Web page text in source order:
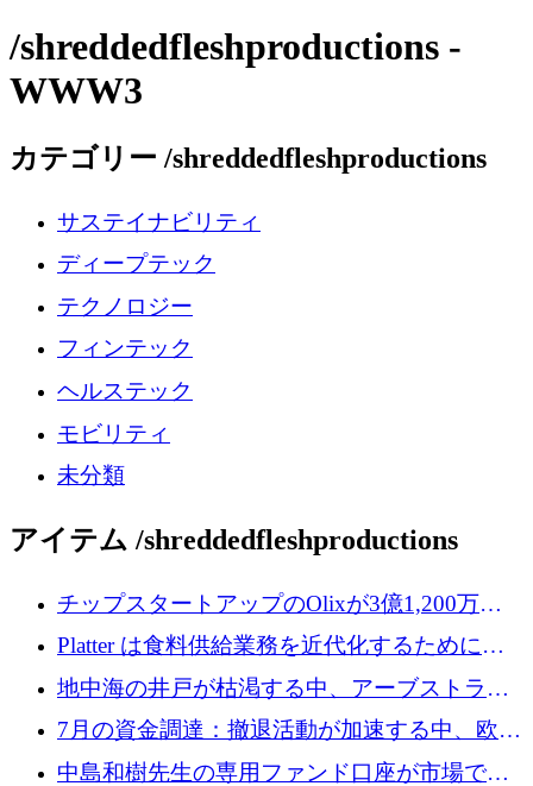
/shreddedfleshproductions -
WWW3
カテゴリー /shreddedfleshproductions
サステイナビリティ
ディープテック
テクノロジー
フィンテック
ヘルステック
モビリティ
未分類
アイテム /shreddedfleshproductions
チップスタートアップのOlixが3億1,200万ド
ルを調達、Mobilizeが投資部門を立ち上げ、7
月の資金調達を詳しく調査
Platter は食料供給業務を近代化するために
Verb Ventures から追加資金を調達
地中海の井戸が枯渇する中、アーブストラ社
は空気から飲料水を作る機械を発売
7月の資金調達：撤退活動が加速する中、欧州
の新興企業が86億ユーロを確保
中島和樹先生の専用ファンド口座が市場で高